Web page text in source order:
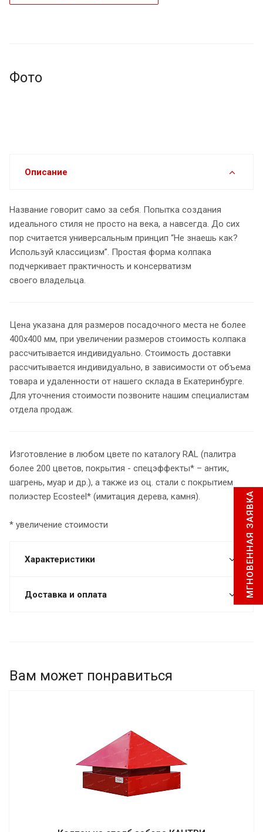
Фото
Описание
Название говорит само за себя. Попытка создания
идеального стиля не просто на века, а навсегда. До сих
пор считается универсальным принцип “Не знаешь как?
Используй классицизм”. Простая форма колпака
подчеркивает практичность и консерватизм
своего владельца.
Цена указана для размеров посадочного места не более
400х400 мм, при увеличении размеров стоимость колпака
рассчитывается индивидуально. Стоимость доставки
рассчитывается индивидуально, в зависимости от объема
товара и удаленности от нашего склада в Екатеринбурге.
Для уточнения стоимости позвоните нашим специалистам
отдела продаж.
Изготовление в любом цвете по каталогу RAL (палитра
более 200 цветов, покрытия - спецэффекты* – антик,
шагрень, муар и др.), а также из оц. стали с покрытием
полиэстер Ecosteel* (имитация дерева, камня).
* увеличение стоимости
Характеристики
Доставка и оплата
Вам может понравиться
МГНОВЕННАЯ ЗАЯВКА